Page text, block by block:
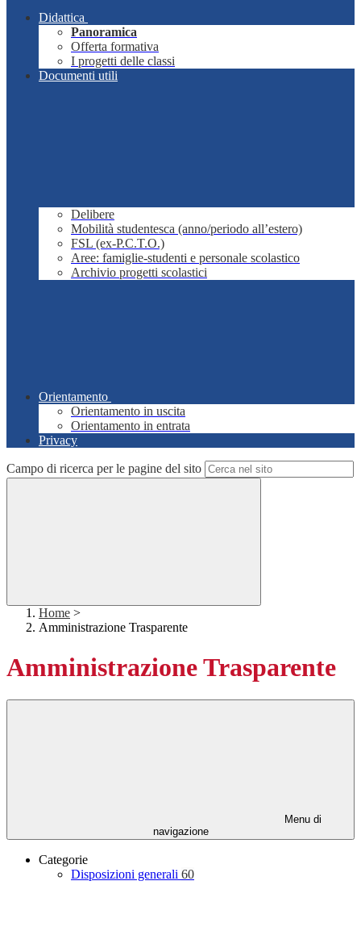
Didattica
Panoramica
Offerta formativa
I progetti delle classi
Documenti utili
Delibere
Mobilità studentesca (anno/periodo all’estero)
FSL (ex-P.C.T.O.)
Aree: famiglie-studenti e personale scolastico
Archivio progetti scolastici
Orientamento
Orientamento in uscita
Orientamento in entrata
Privacy
Campo di ricerca per le pagine del sito
Home >
Amministrazione Trasparente
Amministrazione Trasparente
Menu di
navigazione
Categorie
Disposizioni generali 60